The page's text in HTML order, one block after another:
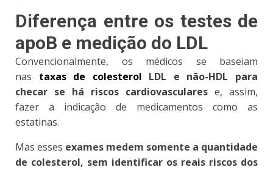
Diferença entre os testes de
apoB e medição do LDL
Convencionalmente, os médicos se baseiam
nas taxas de colesterol LDL e não-HDL para
checar se há riscos cardiovasculares e, assim,
fazer a indicação de medicamentos como as
estatinas.
Mas esses exames medem somente a quantidade
de colesterol, sem identificar os reais riscos dos